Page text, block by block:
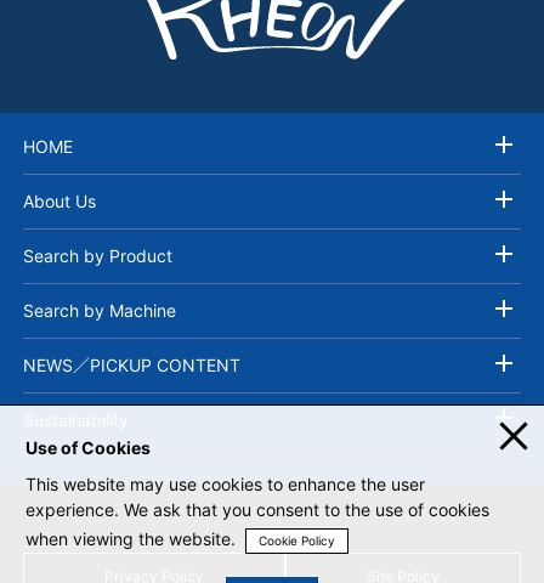
HOME
About Us
Search by Product
Search by Machine
NEWS／PICKUP CONTENT
Sustainability
Use of Cookies
This website may use cookies to enhance the user
experience. We ask that you consent to the use of cookies
when viewing the website.
Cookie Policy